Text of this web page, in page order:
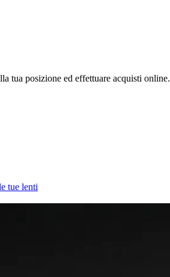
tua posizione ed effettuare acquisti online.
tue lenti